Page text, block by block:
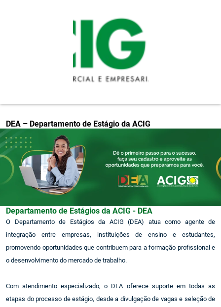
DEA – Departamento de Estágio da ACIG
Departamento de Estágios da ACIG - DEA
O Departamento de Estágios da ACIG (DEA) atua como agente de
integração entre empresas, instituições de ensino e estudantes,
promovendo oportunidades que contribuem para a formação profissional e
o desenvolvimento do mercado de trabalho.
Com atendimento especializado, o DEA oferece suporte em todas as
etapas do processo de estágio, desde a divulgação de vagas e seleção de